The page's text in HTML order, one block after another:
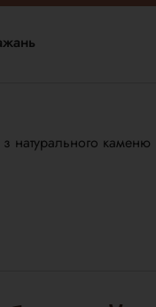
з натурального каменю